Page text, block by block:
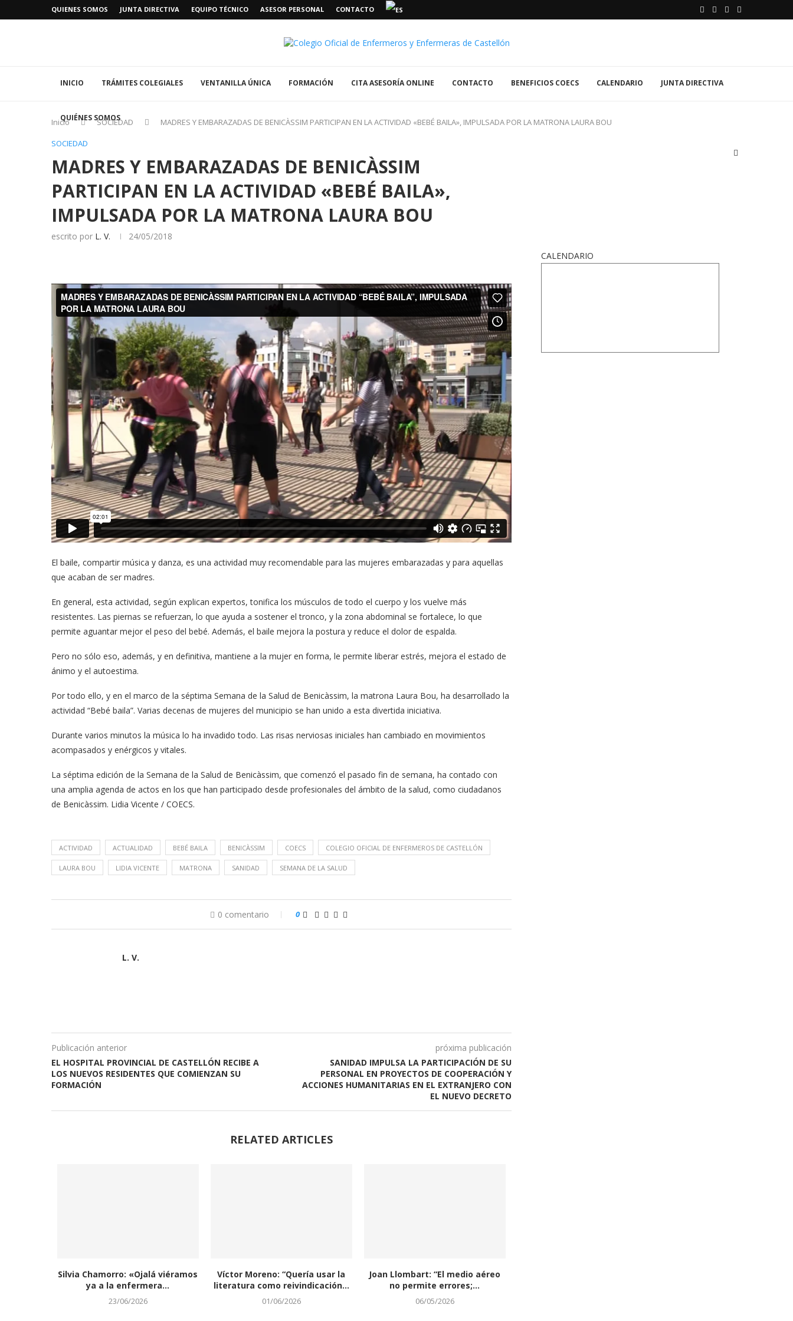
QUIENES SOMOS JUNTA DIRECTIVA EQUIPO TÉCNICO ASESOR PERSONAL CONTACTO
INICIO TRÁMITES COLEGIALES VENTANILLA ÚNICA FORMACIÓN CITA ASESORÍA ONLINE CONTACTO BENEFICIOS COECS CALENDARIO JUNTA DIRECTIVA
QUIÉNES SOMOS
Inicio SOCIEDAD
MADRES Y EMBARAZADAS DE BENICÀSSIM PARTICIPAN EN LA ACTIVIDAD «BEBÉ BAILA», IMPULSADA POR LA MATRONA LAURA BOU
SOCIEDAD
MADRES Y EMBARAZADAS DE BENICÀSSIM
PARTICIPAN EN LA ACTIVIDAD «BEBÉ BAILA»,
IMPULSADA POR LA MATRONA LAURA BOU
escrito por L. V. 24/05/2018
El baile, compartir música y danza, es una actividad muy recomendable para las mujeres embarazadas y para aquellas
que acaban de ser madres.
En general, esta actividad, según explican expertos, tonifica los músculos de todo el cuerpo y los vuelve más
resistentes. Las piernas se refuerzan, lo que ayuda a sostener el tronco, y la zona abdominal se fortalece, lo que
permite aguantar mejor el peso del bebé. Además, el baile mejora la postura y reduce el dolor de espalda.
Pero no sólo eso, además, y en definitiva, mantiene a la mujer en forma, le permite liberar estrés, mejora el estado de
ánimo y el autoestima.
Por todo ello, y en el marco de la séptima Semana de la Salud de Benicàssim, la matrona Laura Bou, ha desarrollado la
actividad “Bebé baila”. Varias decenas de mujeres del municipio se han unido a esta divertida iniciativa.
Durante varios minutos la música lo ha invadido todo. Las risas nerviosas iniciales han cambiado en movimientos
acompasados y enérgicos y vitales.
La séptima edición de la Semana de la Salud de Benicàssim, que comenzó el pasado fin de semana, ha contado con
una amplia agenda de actos en los que han participado desde profesionales del ámbito de la salud, como ciudadanos
de Benicàssim. Lidia Vicente / COECS.
ACTIVIDAD ACTUALIDAD BEBÉ BAILA BENICÀSSIM COECS COLEGIO OFICIAL DE ENFERMEROS DE CASTELLÓN
LAURA BOU LIDIA VICENTE MATRONA SANIDAD SEMANA DE LA SALUD
0 comentario 0
L. V.
Publicación anterior
EL HOSPITAL PROVINCIAL DE CASTELLÓN RECIBE A
LOS NUEVOS RESIDENTES QUE COMIENZAN SU
FORMACIÓN
próxima publicación
SANIDAD IMPULSA LA PARTICIPACIÓN DE SU
PERSONAL EN PROYECTOS DE COOPERACIÓN Y
ACCIONES HUMANITARIAS EN EL EXTRANJERO CON
EL NUEVO DECRETO
RELATED ARTICLES
Silvia Chamorro: «Ojalá viéramos
ya a la enfermera...
23/06/2026
Víctor Moreno: “Quería usar la
literatura como reivindicación...
01/06/2026
Joan Llombart: “El medio aéreo
no permite errores;...
06/05/2026
CALENDARIO